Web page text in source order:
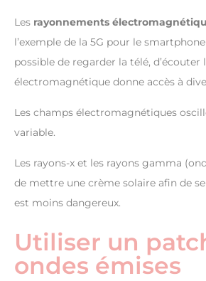
Les rayonnements
l’exemple de la 5G pour le
possible de regarder la télé,
électromagnétique donne accès à
Les champs électromagnétiques
variable.
Les rayons-x et les rayons gamma
de mettre une crème solaire afin de
est moins dangereux.
Utiliser un
ondes émises